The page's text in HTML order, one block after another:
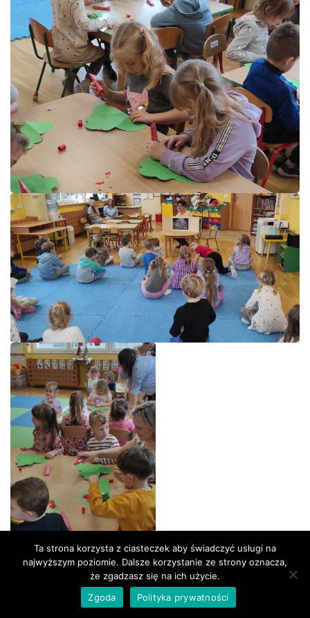
Ta strona korzysta z ciasteczek aby świadczyć usługi na
najwyższym poziomie. Dalsze korzystanie ze strony oznacza,
że zgadzasz się na ich użycie.
Zgoda
Polityka prywatności